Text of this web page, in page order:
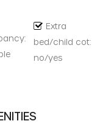
Extra
bed/child cot:
no/yes